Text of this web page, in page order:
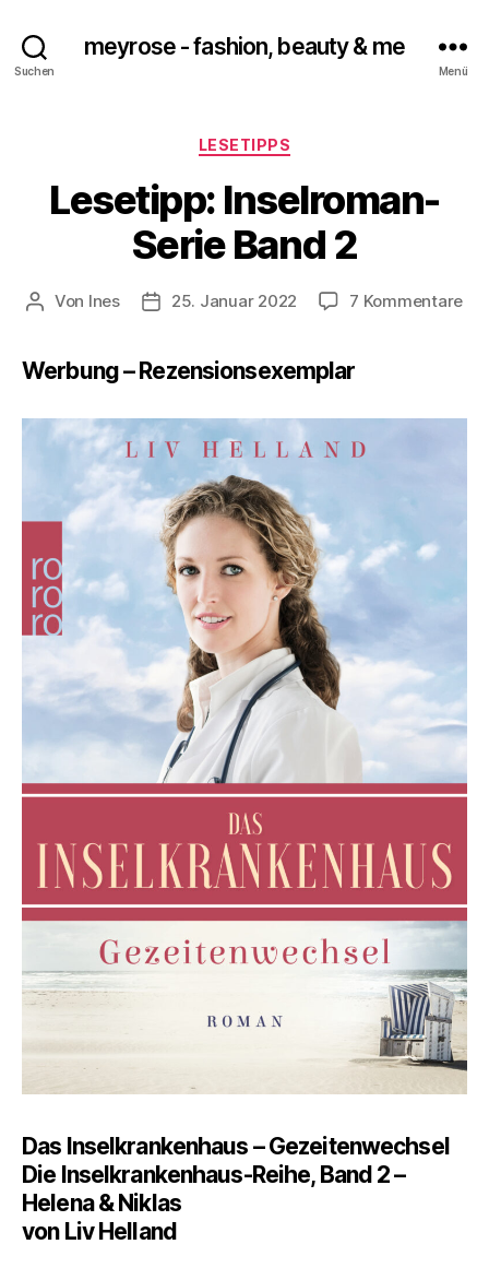
Suchen
meyrose - fashion, beauty & me
Menü
Kategorien
LESETIPPS
Lesetipp: Inselroman-
Serie Band 2
Beitragsautor
Von Ines Veröffentlichungsdatum
25. Januar 2022 7 Kommentarezu
2
Werbung – Rezensionsexemplar
Das Inselkrankenhaus – Gezeitenwechsel
Die Inselkrankenhaus-Reihe, Band 2 –
Helena & Niklas
von Liv Helland